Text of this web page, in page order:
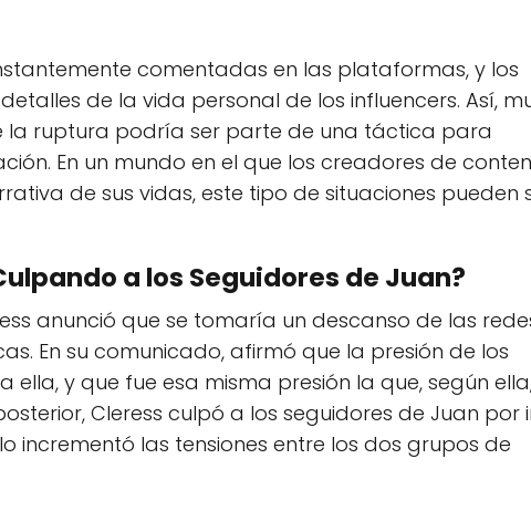
comentadas en las plataformas, y los
de la vida personal de los influencers. Así,
la ruptura podría ser parte de una táctica para
En un mundo en el que los creadores de
de sus vidas, este tipo de situaciones pueden
a los Seguidores de Juan?
anunció que se tomaría un descanso de las
En su comunicado, afirmó que la presión de los
y que fue esa misma presión la que, según
Cleress culpó a los seguidores de Juan por
incrementó las tensiones entre los dos grupos de